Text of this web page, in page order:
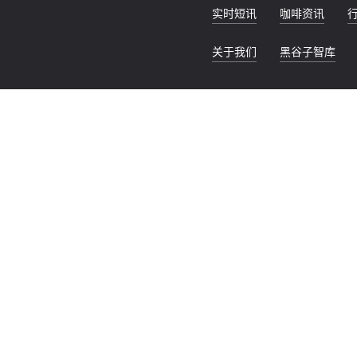
实时短讯 咖啡资讯
关于我们 黑谷子智库